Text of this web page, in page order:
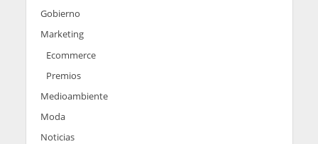
Gobierno
Marketing
Ecommerce
Premios
Medioambiente
Moda
Noticias